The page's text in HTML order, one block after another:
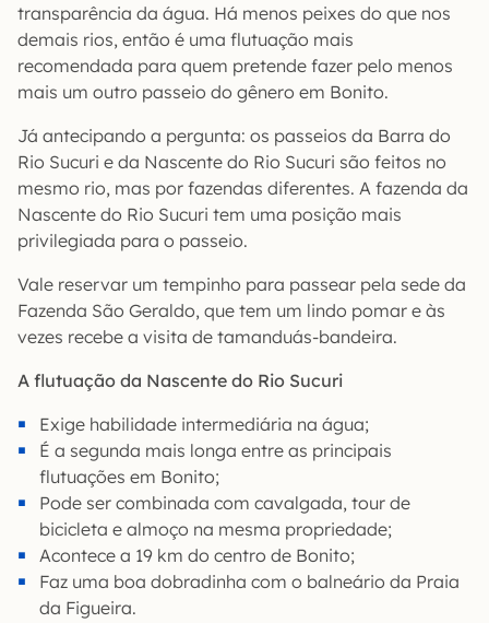
transparência da água. Há menos peixes do que nos
demais rios, então é uma flutuação mais
recomendada para quem pretende fazer pelo menos
mais um outro passeio do gênero em Bonito.
Já antecipando a pergunta: os passeios da Barra do
Rio Sucuri e da Nascente do Rio Sucuri são feitos no
mesmo rio, mas por fazendas diferentes. A fazenda da
Nascente do Rio Sucuri tem uma posição mais
privilegiada para o passeio.
Vale reservar um tempinho para passear pela sede da
Fazenda São Geraldo, que tem um lindo pomar e às
vezes recebe a visita de tamanduás-bandeira.
A flutuação da Nascente do Rio Sucuri
Exige habilidade intermediária na água;
É a segunda mais longa entre as principais
flutuações em Bonito;
Pode ser combinada com cavalgada, tour de
bicicleta e almoço na mesma propriedade;
Acontece a 19 km do centro de Bonito;
Faz uma boa dobradinha com o balneário da Praia
da Figueira.